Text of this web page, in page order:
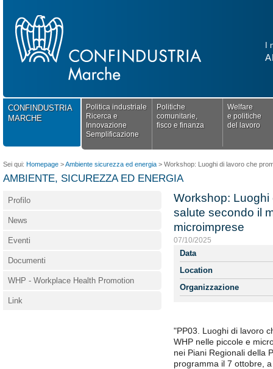
CONFINDUSTRIA
MARCHE
Politica industriale
Ricerca e
Innovazione
Semplificazione
Politiche
comunitarie,
fisco e finanza
Welfare
e politiche
del lavoro
Sei qui: Homepage >Ambiente sicurezza ed energia > Workshop: Luoghi di lavoro che
AMBIENTE, SICUREZZA ED ENERGIA
Workshop:
salute secondo il
microimprese
07/10/2025
Data
Location
Organizzazione
"PP03. Luoghi di lavoro
WHP nelle piccole e
nei Piani Regionali della
programma il 7 ottobre,
Profilo
News
Eventi
Documenti
WHP - Workplace Health Promotion
Link